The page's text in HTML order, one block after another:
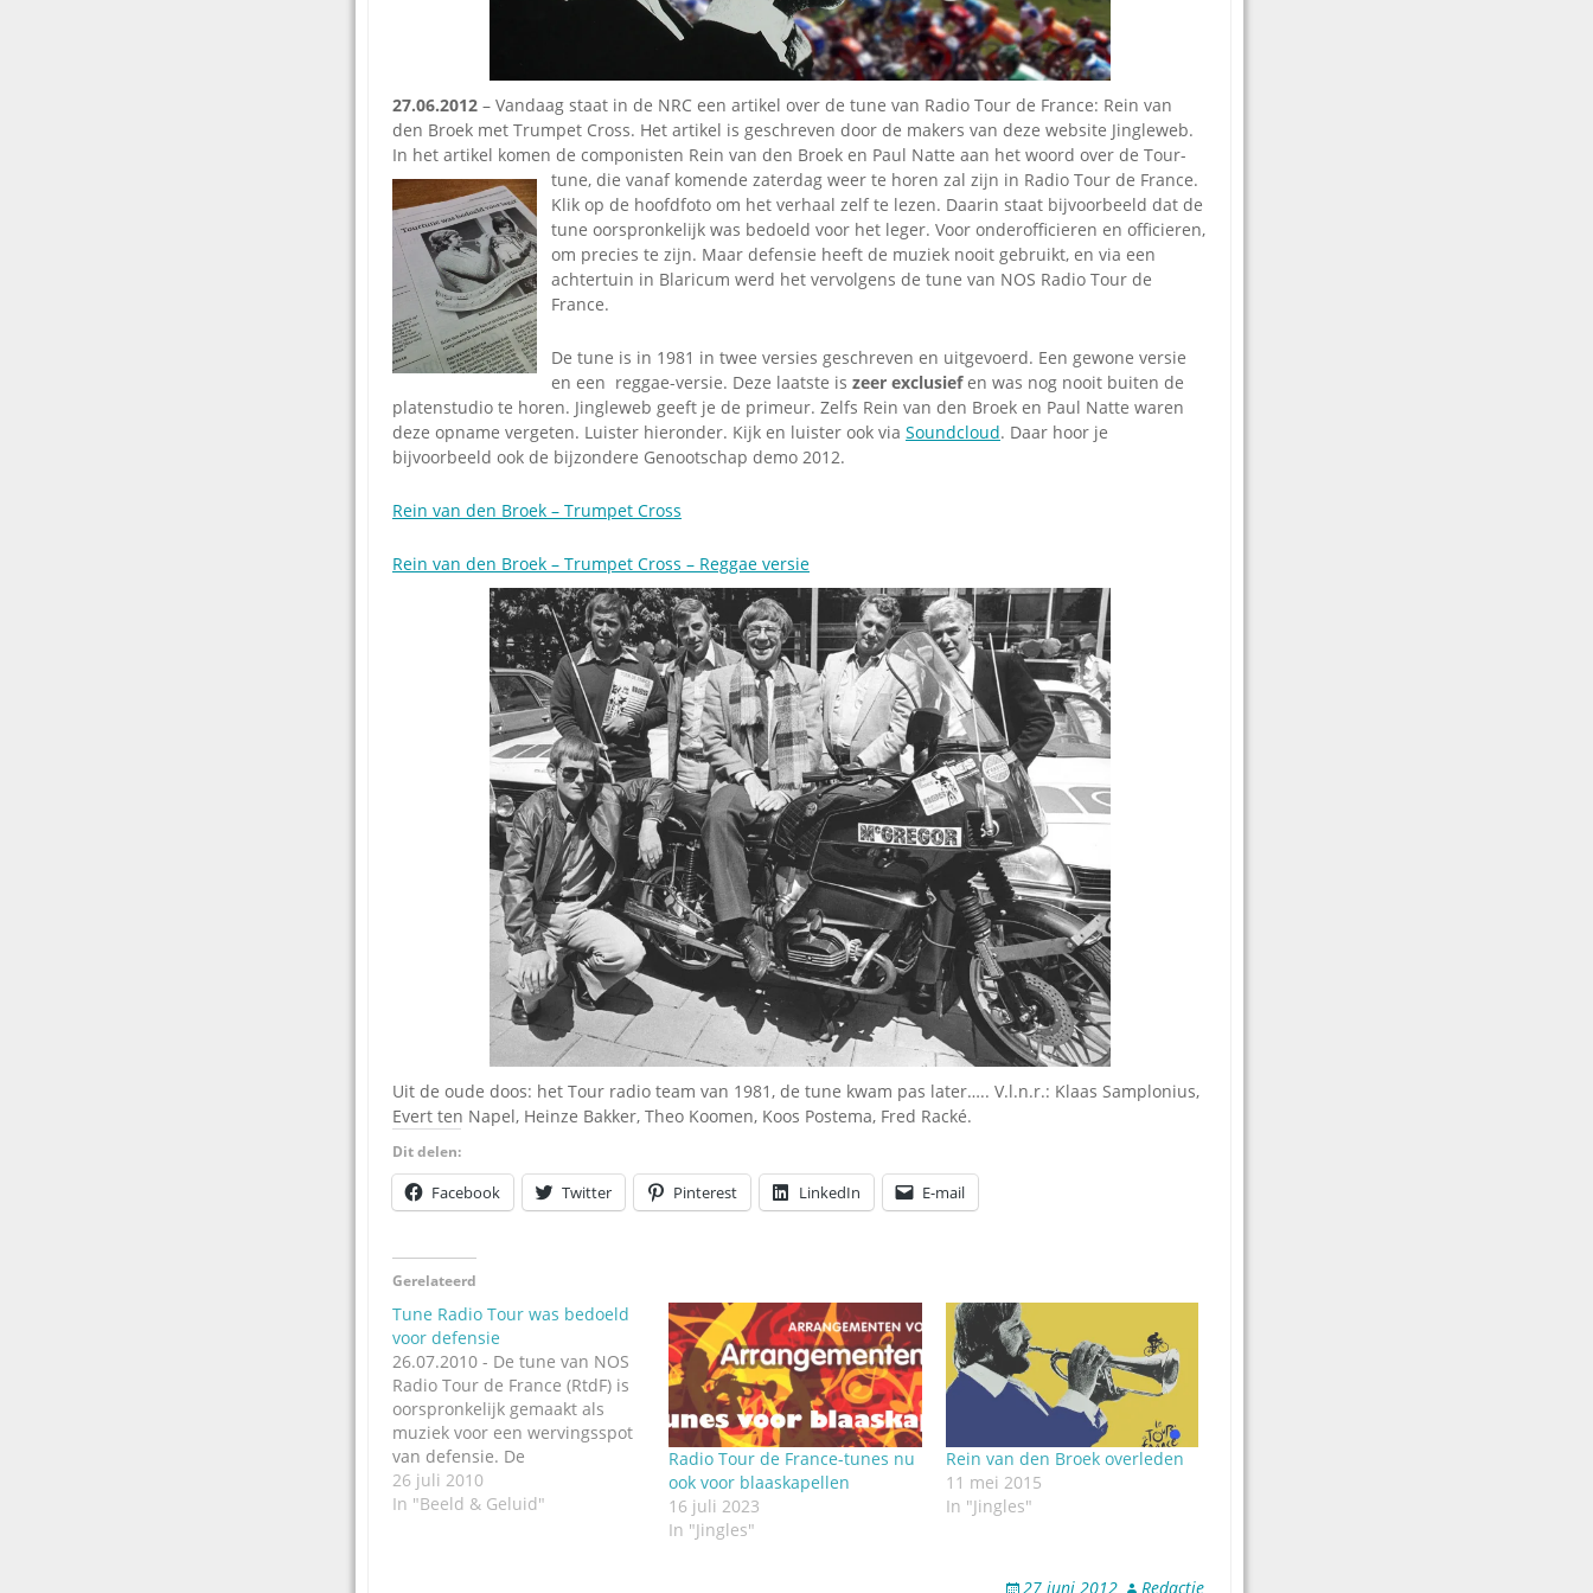
Omroepbanden
Stoomfluit Klaas
Vaak
Uitvinding
jinglecassette
27.06.2012 – Vandaag staat in de NRC een artikel over de tune van Radio Tour de France: Rein van
den Broek met Trumpet Cross. Het artikel is geschreven door de makers van deze website Jingleweb.
In het artikel komen de componisten Rein van den Broek en Paul Natte aan het woord over de Tour-
tune, die vanaf komende zaterdag weer te horen zal zijn in Radio Tour de France.
Klik op de hoofdfoto om het verhaal zelf te lezen. Daarin staat bijvoorbeeld dat de
tune oorspronkelijk was bedoeld voor het leger. Voor onderofficieren en officieren,
om precies te zijn. Maar defensie heeft de muziek nooit gebruikt, en via een
achtertuin in Blaricum werd het vervolgens de tune van NOS Radio Tour de
France.
De tune is in 1981 in twee versies geschreven en uitgevoerd. Een gewone versie
en een reggae-versie. Deze laatste is zeer exclusiefen was nog nooit buiten de
platenstudio te horen. Jingleweb geeft je de primeur. Zelfs Rein van den Broek en Paul Natte waren
deze opname vergeten. Luister hieronder. Kijk en luister ook via Soundcloud. Daar hoor je
bijvoorbeeld ook de bijzondere Genootschap demo 2012.
Rein van den Broek – Trumpet Cross
Rein van den Broek – Trumpet Cross – Reggae versie
Uit de oude doos: het Tour radio team van 1981, de tune kwam pas later….. V.l.n.r.: Klaas Samplonius,
Evert ten Napel, Heinze Bakker, Theo Koomen, Koos Postema, Fred Racké.
Dit delen:
Facebook Twitter Pinterest LinkedIn E-mail
Gerelateerd
Tune Radio Tour was bedoeld
voor defensie
26.07.2010 - De tune van NOS
Radio Tour de France (RtdF) is
oorspronkelijk gemaakt als
muziek voor een wervingsspot
van defensie. De
muzieksamensteller van RtdF
(Herman van der Velden)
26 juli 2010
In "Beeld & Geluid"
Radio Tour de France-tunes nu
ook voor blaaskapellen
16 juli 2023
In "Jingles"
Rein van den Broek overleden
11 mei 2015
In "Jingles"
27 juni 2012 Redactie